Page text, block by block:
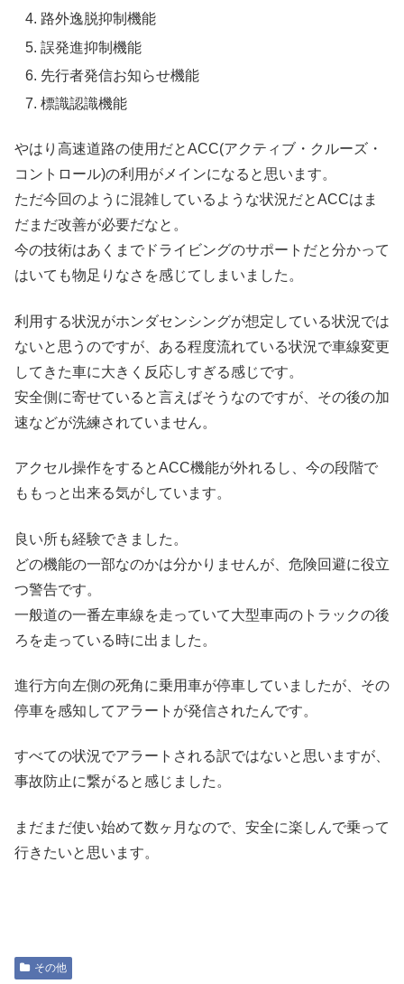
路外逸脱抑制機能
誤発進抑制機能
先行者発信お知らせ機能
標識認識機能
やはり高速道路の使用だとACC(アクティブ・クルーズ・
コントロール)の利用がメインになると思います。
ただ今回のように混雑しているような状況だとACCはま
だまだ改善が必要だなと。
今の技術はあくまでドライビングのサポートだと分かって
はいても物足りなさを感じてしまいました。
利用する状況がホンダセンシングが想定している状況では
ないと思うのですが、ある程度流れている状況で車線変更
してきた車に大きく反応しすぎる感じです。
安全側に寄せていると言えばそうなのですが、その後の加
速などが洗練されていません。
アクセル操作をするとACC機能が外れるし、今の段階で
ももっと出来る気がしています。
良い所も経験できました。
どの機能の一部なのかは分かりませんが、危険回避に役立
つ警告です。
一般道の一番左車線を走っていて大型車両のトラックの後
ろを走っている時に出ました。
進行方向左側の死角に乗用車が停車していましたが、その
停車を感知してアラートが発信されたんです。
すべての状況でアラートされる訳ではないと思いますが、
事故防止に繋がると感じました。
まだまだ使い始めて数ヶ月なので、安全に楽しんで乗って
行きたいと思います。
その他